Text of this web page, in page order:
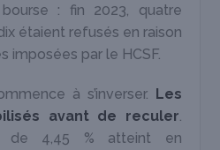
: fin 2023, quatre
étaient refusés en raison
imposées par le HCSF.
à s’inverser. Les
avant de reculer.
de 4,45 % atteint en